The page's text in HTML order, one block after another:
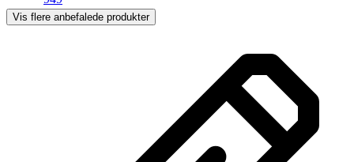
Vis flere anbefalede produkter